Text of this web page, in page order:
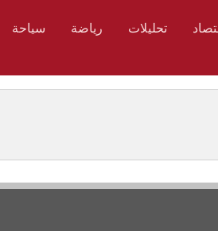
تحليلات رياضة سياحة